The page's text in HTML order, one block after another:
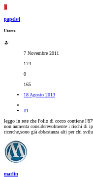
P
papels4
Utente
7 Novembre 2011
174
0
165
18 Agosto 2013
#1
leggo in rete che l'olio di cocco contiene
non aumenta considerevolmente i rischi di
ricerche,sono già abbastanza alti per chi
marlin